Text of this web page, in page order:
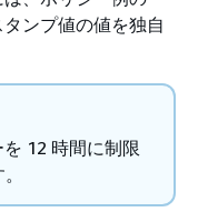
タンプ値の値を独自
12 時間に制限